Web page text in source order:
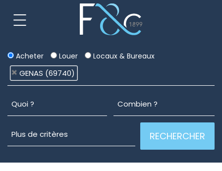
Acheter Louer Locaux & Bureaux
GENAS (69740)